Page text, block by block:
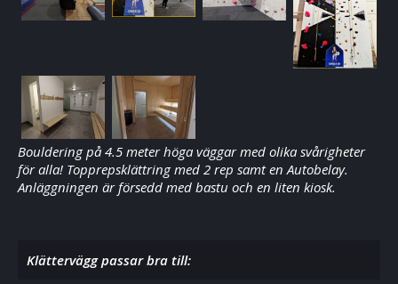
Bouldering på 4.5 meter höga väggar med olika svårigheter
för alla! Topprepsklättring med 2 rep samt en Autobelay.
Anläggningen är försedd med bastu och en liten kiosk.
Klättervägg passar bra till: